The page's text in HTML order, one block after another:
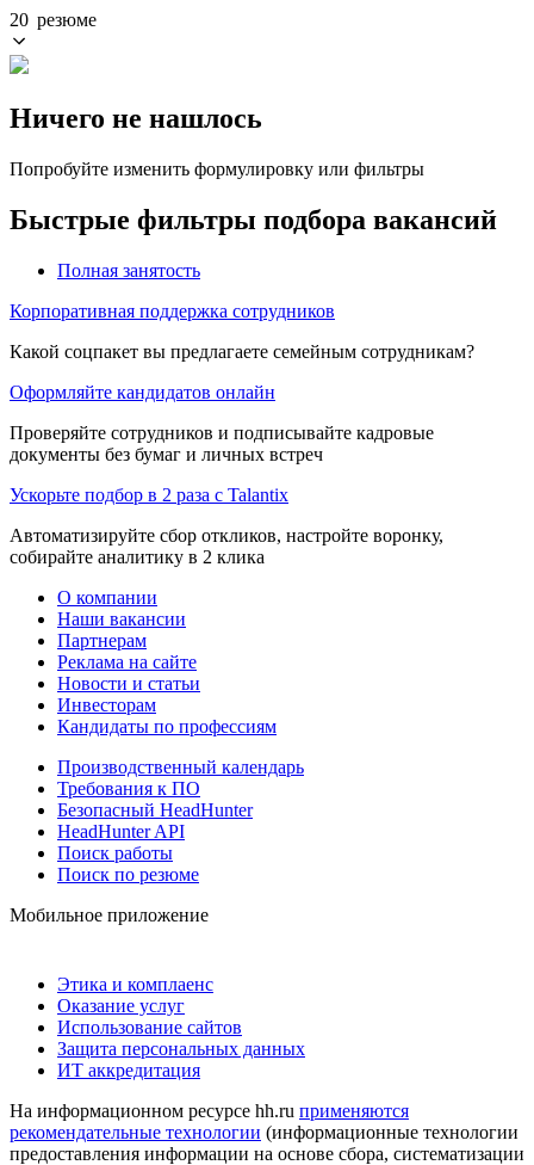
20 резюме
Ничего не нашлось
Попробуйте изменить формулировку или фильтры
Быстрые фильтры подбора вакансий
Полная занятость
Корпоративная поддержка сотрудников
Какой соцпакет вы предлагаете семейным сотрудникам?
Оформляйте кандидатов онлайн
Проверяйте сотрудников и подписывайте кадровые
документы без бумаг и личных встреч
Ускорьте подбор в 2 раза с Talantix
Автоматизируйте сбор откликов, настройте воронку,
собирайте аналитику в 2 клика
О компании
Наши вакансии
Партнерам
Реклама на сайте
Новости и статьи
Инвесторам
Кандидаты по профессиям
Производственный календарь
Требования к ПО
Безопасный HeadHunter
HeadHunter API
Поиск работы
Поиск по резюме
Мобильное приложение
Этика и комплаенс
Оказание услуг
Использование сайтов
Защита персональных данных
ИТ аккредитация
На информационном ресурсе hh.ru применяются
рекомендательные технологии (информационные технологии
предоставления информации на основе сбора, систематизации